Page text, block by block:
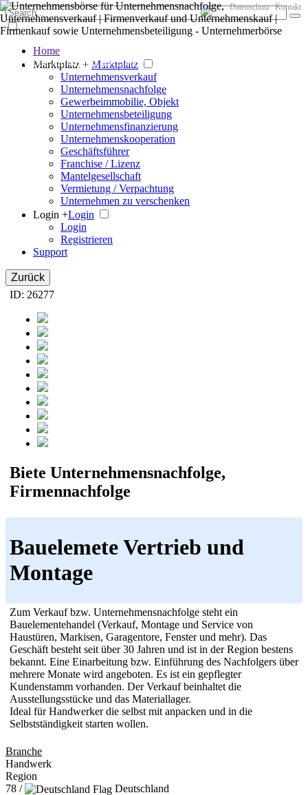
Der große Marktplatz für Unternehmen
Datenschutz Kontakt
Home
Marktplatz + Marktplatz
Unternehmensverkauf
Unternehmensnachfolge
Gewerbeimmobilie, Objekt
Unternehmensbeteiligung
Unternehmensfinanzierung
Unternehmenskooperation
Geschäftsführer
Franchise / Lizenz
Mantelgesellschaft
Vermietung / Verpachtung
Unternehmen zu verschenken
Login +Login
Login
Registrieren
Support
Zurück
ID: 26277
Biete Unternehmensnachfolge,
Firmennachfolge
Bauelemete Vertrieb und
Montage
Zum Verkauf bzw. Unternehmensnachfolge steht ein
Bauelementehandel (Verkauf, Montage und Service von
Haustüren, Markisen, Garagentore, Fenster und mehr). Das
Geschäft besteht seit über 30 Jahren und ist in der Region bestens
bekannt. Eine Einarbeitung bzw. Einführung des Nachfolgers über
mehrere Monate wird angeboten. Es ist ein gepflegter
Kundenstamm vorhanden. Der Verkauf beinhaltet die
Ausstellungsstücke und das Materiallager.
Ideal für Handwerker die selbst mit anpacken und in die
Selbstständigkeit starten wollen.
Branche
Handwerk
Region
78 /
Deutschland